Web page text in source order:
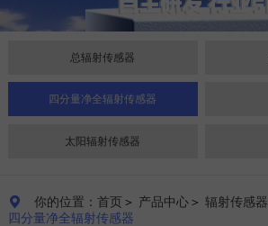
总辐射传感器
四分量净全辐射传感器
太阳辐射传感器
 你的位置：首页 ＞ 产品中心＞ 辐射传感器
四分量净全辐射传感器